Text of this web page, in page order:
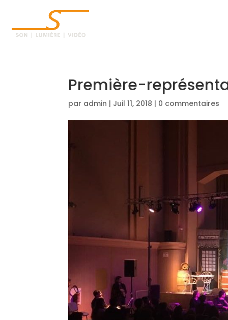
Première-
par admin | Juil 11, 2018 | 0 commentaires